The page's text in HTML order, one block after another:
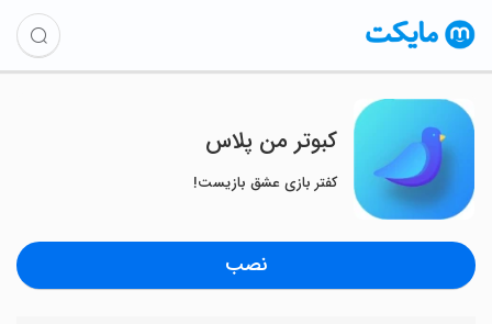
کبوتر من پلاس
کفتر بازی عشق بازیست!
نصب